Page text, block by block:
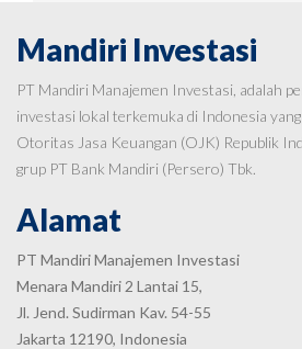
Mandiri Investasi
PT Mandiri Manajemen Investasi, adalah
investasi lokal terkemuka di Indonesia
Otoritas Jasa Keuangan (OJK) Republik
grup PT Bank Mandiri (Persero) Tbk.
Alamat
PT Mandiri Manajemen Investasi
Menara Mandiri 2 Lantai 15,
Jl. Jend. Sudirman Kav. 54-55
Jakarta 12190, Indonesia